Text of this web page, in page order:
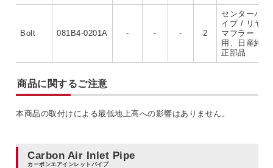
Bolt 081B4-0201A - - - 2
センターパ
イプ / リヤ
マフラー
用、日産純
正部品
商品に関するご注意
本商品の取付けによる最低地上高への影響はありません。
Carbon Air Inlet Pipe
カーボンエアインレットパイプ